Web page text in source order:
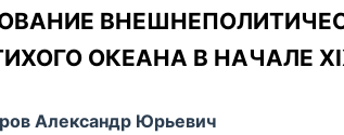
ОКЕАНА В НАЧАЛЕ
Александр Юрьевич